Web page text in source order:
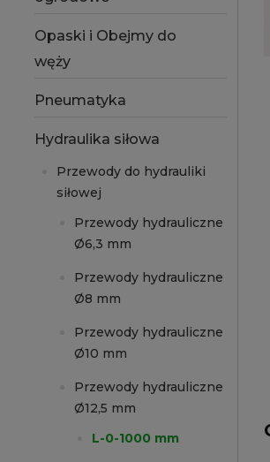
Opaski i Obejmy do
węży
Pneumatyka
Hydraulika siłowa
Przewody do hydrauliki
siłowej
Przewody hydrauliczne
Ø6,3 mm
Przewody hydrauliczne
Ø8 mm
Przewody hydrauliczne
Ø10 mm
Przewody hydrauliczne
Ø12,5 mm
L-0-1000 mm